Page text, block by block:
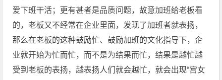
爱下班干活；更有甚者是品质问题，故意加班给老板看
的，老板又不经常在企业里面，发现了加班者就表扬，
那么在老板的这种鼓励忙、鼓励加班的文化指导下，企
业就开始为忙而忙，而不是为结果而忙，结果是越忙越
受到老板的表扬，越表扬人们就会越忙，就会出现“宫女